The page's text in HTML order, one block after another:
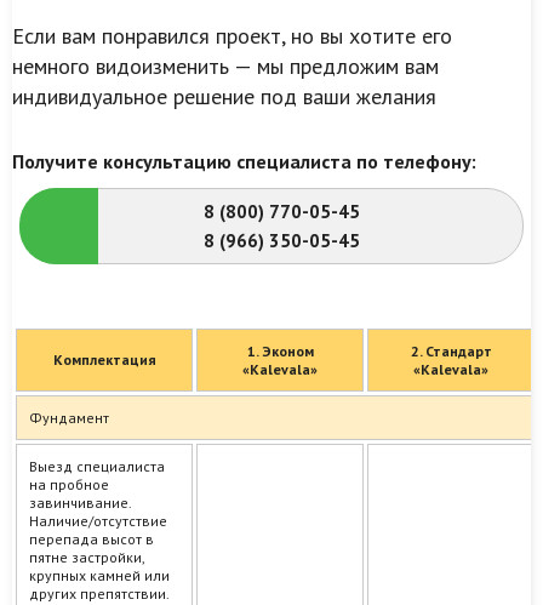
Если вам понравился проект, но вы хотите его
немного видоизменить — мы предложим вам
индивидуальное решение под ваши желания
Получите консультацию специалиста по телефону:
8 (800) 770-05-45
8 (966) 350-05-45
Комплектация
1. Эконом
«Kalevala»
2. Стандарт
«Kalevala»
Фундамент
Выезд специалиста
на пробное
завинчивание.
Наличие/отсутствие
перепада высот в
пятне застройки,
крупных камней или
других препятствии.